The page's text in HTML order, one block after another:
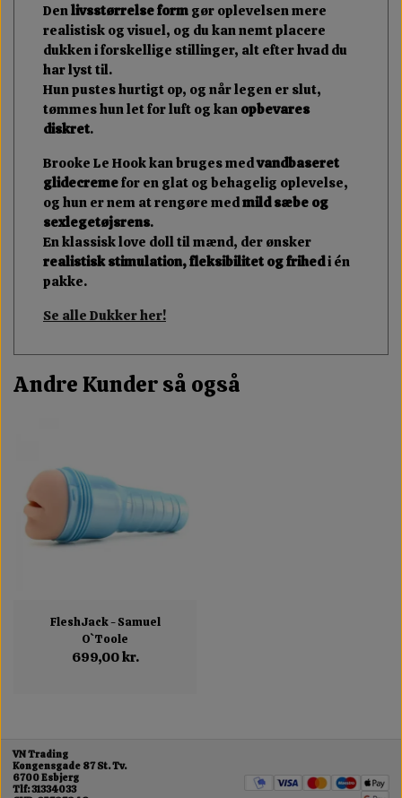
Denlivsstørrelse form gør oplevelsen mere
realistisk og visuel, og du kan nemt placere
dukken i forskellige stillinger, alt efter hvad du
har lyst til.
Hun pustes hurtigt op, og når legen er slut,
tømmes hun let for luft og kan opbevares
diskret.
Brooke Le Hook kan bruges medvandbaseret
glidecremefor en glat og behagelig oplevelse,
og hun er nem at rengøre medmild sæbe og
sexlegetøjsrens.
En klassisk love doll til mænd, der ønsker
realistisk stimulation, fleksibilitet og frihedi én
pakke.
Se alle Dukker her!
Andre Kunder så også
FleshJack - Samuel
O`Toole
699,00 kr.
VN Trading
Kongensgade 87 St. Tv.
6700 Esbjerg
Tlf: 31334033